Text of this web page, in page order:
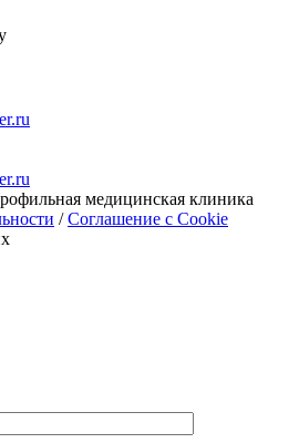
медицинская клиника
/Соглашение с Cookie